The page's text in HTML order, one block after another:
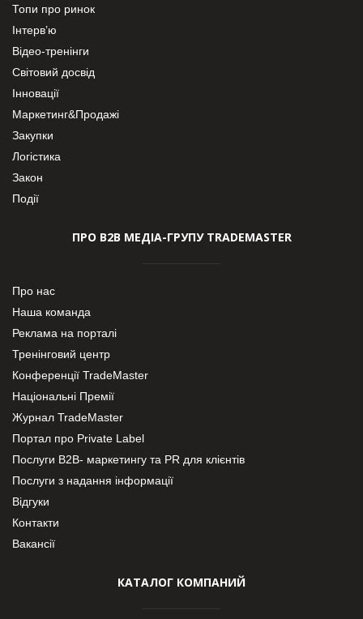
Топи про ринок
Інтерв’ю
Відео-тренінги
Світовий досвід
Інновації
Маркетинг&Продажі
Закупки
Логістика
Закон
Події
ПРО В2В МЕДІА-ГРУПУ TRADEMASTER
Про нас
Наша команда
Реклама на порталі
Тренінговий центр
Конференції TradeMaster
Національні Премії
Журнал TradeMaster
Портал про Private Label
Послуги В2В- маркетингу та PR для клієнтів
Послуги з надання інформації
Відгуки
Контакти
Вакансії
КАТАЛОГ КОМПАНИЙ